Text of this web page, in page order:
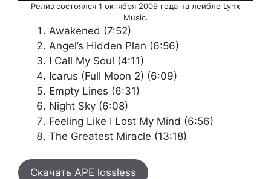
Релиз состоялся 1 октября 2009 года на лейбле Lynx
Music.
Awakened (7:52)
Angel’s Hidden Plan (6:56)
I Call My Soul (4:11)
Icarus (Full Moon 2) (6:09)
Empty Lines (6:31)
Night Sky (6:08)
Feeling Like I Lost My Mind (6:56)
The Greatest Miracle (13:18)
Скачать APE lossless